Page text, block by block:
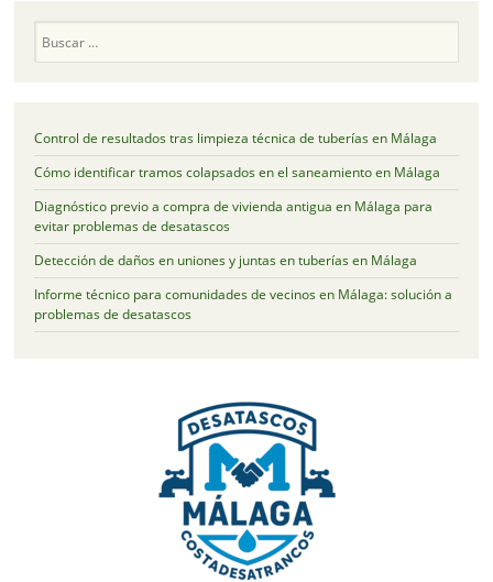
Control de resultados tras limpieza técnica de tuberías en Málaga
Cómo identificar tramos colapsados en el saneamiento en Málaga
Diagnóstico previo a compra de vivienda antigua en Málaga para
evitar problemas de desatascos
Detección de daños en uniones y juntas en tuberías en Málaga
Informe técnico para comunidades de vecinos en Málaga: solución a
problemas de desatascos